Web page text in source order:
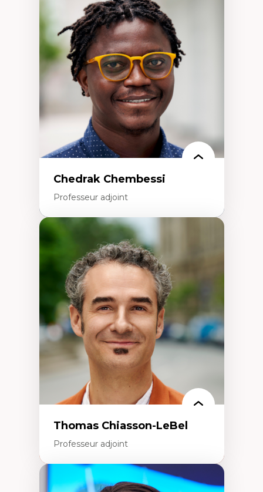
Discours sur la ville et représentations
Mosquées, formes et usages au Canada
Reconnaissance et représentations des
communautés immigrantes dans l'espace
urbain
Design architectural et urbain
Patrimoine et patrimonialisation
Études postcoloniales et décolonisation des
savoirs
Chedrak Chembessi
Professeur adjoint
Économie circulaire
Modèles d’affaires durables
Histoire des faits économiques
Gestion durable des ressources naturelles
Écologie industrielle
Aménagement durable du territoire
Développement régional
Coopératives
Télétravail en milieu rural francophone
Transition socio-écologique
Thomas Chiasson-LeBel
Professeur adjoint
Expertises